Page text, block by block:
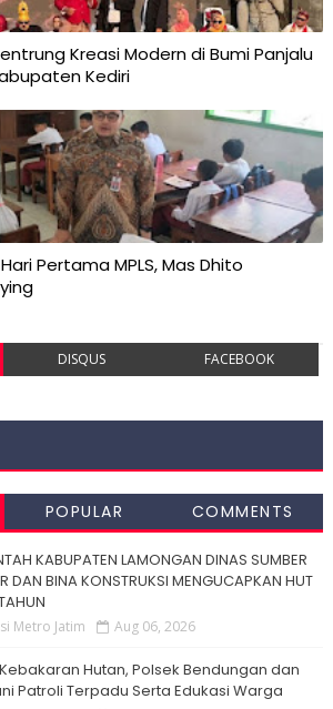
Kreasi Modern di Bumi Panjalu
Kediri
Pertama MPLS, Mas Dhito
DISQUS FACEBOOK
POPULAR COMMENTS
KABUPATEN LAMONGAN DINAS SUMBER
DAN BINA KONSTRUKSI MENGUCAPKAN HUT
Metro Jatim Aug 06, 2026
Hutan, Polsek Bendungan dan
Patroli Terpadu Serta Edukasi Warga